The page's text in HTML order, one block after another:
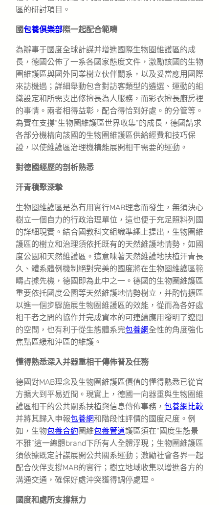
區的研討項目。
國包養俱樂部際一起配合範疇
為辦事于國度全球計謀并增進國際生物圈維護區的成
長，德國公佈了一系各國家態度文件，激勵該國的生物
圈維護區與國外同業樹立伙伴關系，以及妥當應用國際
來訪機遇；詳細舉動包含對訪客類型的遴選、運動的組
織設定和所需支出修擅長為人服務，而彩衣擅長廚房裡
的事情。兩者相得益彰，配合得恰到好處。的分管等。
為實在支撐“生物圈維護區世界收集”的成長，德國請求
各部分機構向該國的生物圈維護區供給經費和技巧保
證，以使維護區治理機構能展開相干需要的運動。
對德國經歷的剖析熟悉
汗青積聚深摯
生物圈維護區是為有用實行MAB理念而發生，無須決心
樹立一個自力的行政治理單位，這也便于充足照料列國
的詳細現實。結合國教科文組織準繩上提出，生物圈維
護區的樹立和治理須依托既有的天然維護地情勢，如國
度公園和天然維護區。這意味著天然維護地扶植汗青長
久、體系體例機制絕對完美的國度將在生物圈維護區範
疇占據先機，德國即為此中之一。德國的生物圈維護區
重要依托國度公園等天然維護地情勢樹立，并酌情擴區
以進一個步驟施展生物圈維護區的效能，從而為各好處
相干者之間的協作并完成資本的可連續應用發明了遼闊
的空間，也有利于從生態體系完包養網全性的角度強化
焦點區緩和沖區的維護。
懂得熟悉深入并器重相干傳佈普及任務
德國對MAB理念及生物圈維護區價值的懂得熟悉已從官
方擴大到平易近間。現實上，德國一向器重與生物圈維
護區相干的公共關系扶植與信息傳佈事務， 包養網比較
并將其歸入申報包養網和階段性評價的國度尺度。例
如，生物包養合約圈維包養管道護區須在“國度生態景
不雅”這一總體brand下所有人全體浮現；生物圈維護區
須依據既定計謀展開公共關系運動；激勵社會各界一起
配合伙伴支撐MAB的實行；樹立地域收集以增進各方的
溝通交通，確保好處沖突獲得調停處理。
國度和處所支撐無力